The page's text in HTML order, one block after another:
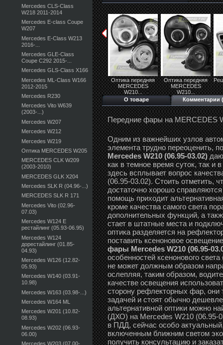
Mercedes CLS-Class
W218 2011-2014
Mercedes E-class Coupe
W207
Mercedes E-Class W213
2016-...
Mercedes GLE-Class
Coupe C292 2015-...
Mercedes GLS-Class X166
Mercedes ML-Class W166
2012-2015
Mercedes R230
Mercedes Vito W639
(2003-...)
Mercedes W207
Mercedes W212
Mercedes W219
Оптика MERCEDES W205
MERCEDES CLK W209
(2003-2010)
MERCEDES GLK X204
Mercedes SLK R (04.96-...)
MERCEDES SLK R 171
Mercedes Vito (02.96-
07.03)
Mercedes W124 E
рестайлинг (05.93-06.95)
Mercedes W124
дорестайлинг (01.85-
04.93)
Mercedes W126 (12.82-
05.93)
Mercedes W140 (03.91-
10.98)
Mercedes W163 (03.98-...)
Mercedes W164 ML
Mercedes W201 (10.82-
08.93)
Mercedes W202 (06.93-
06.00)
Mercedes W203 (07.00-
Оптика передняя
MERCEDES
W210...
Оптика передняя
MERCEDES
W210...
О товаре Комментарии
Передние фары на MERCEDES
Одним из важнейших узлов
элемента трудно переоценить,
Mercedes W210 (06.95-03.02)
как в темное время суток, так и
здесь всплывает вопрос
(06.95-03.02). Стоить отметить,
достаточно хорошо
помощь приходит
кроме качества самого света
дополнительных функций, а
стает в штатные места и
оптика разделяется на
поставить ксеноновое
фары Mercedes W210 (06.95-
особенностей ксенонового
не может должным образом
ослепляя, таким образом,
качестве освещения
сторону рефлекторных фар, они
задачей и стоят обычно
альтернативной оптики можно
(ДХО) на Mercedes W210 (06.95-
в ПДД, сейчас особо
включенным ближним светом
получить консультацию и